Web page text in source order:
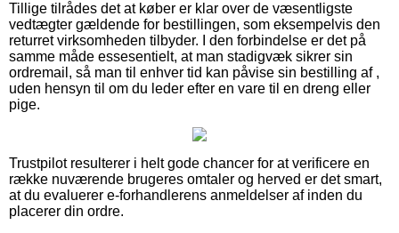
Tillige tilrådes det at køber er klar over de væsentligste
vedtægter gældende for bestillingen, som eksempelvis den
returret virksomheden tilbyder. I den forbindelse er det på
samme måde essesentielt, at man stadigvæk sikrer sin
ordremail, så man til enhver tid kan påvise sin bestilling af ,
uden hensyn til om du leder efter en vare til en dreng eller
pige.
Trustpilot resulterer i helt gode chancer for at verificere en
række nuværende brugeres omtaler og herved er det smart,
at du evaluerer e-forhandlerens anmeldelser af inden du
placerer din ordre.